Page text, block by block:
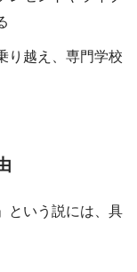
り越え、専門学校
という説には、具